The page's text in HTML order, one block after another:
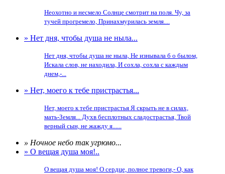
Неохотно и несмело Солнце смотрит на поля. Чу, за
тучей прогремело, Принахмурилась земля....
» Нет дня, чтобы душа не ныла...
Нет дня, чтобы душа не ныла, Не изнывала б о былом,
Искала слов, не находила, И сохла, сохла с каждым
днем,-...
» Нет, моего к тебе пристрастья...
Нет, моего к тебе пристрастья Я скрыть не в силах,
мать-Земля... Духв бесплотных сладострастья, Твой
верный сын, не жажду я......
» Ночное небо так угрюмо...
» О вещая душа моя!..
О вещая душа моя! О сердце, полное тревоги,- О, как